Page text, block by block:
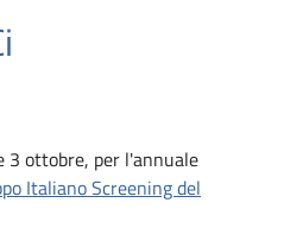
3 ottobre, per l'annuale
Italiano Screening del